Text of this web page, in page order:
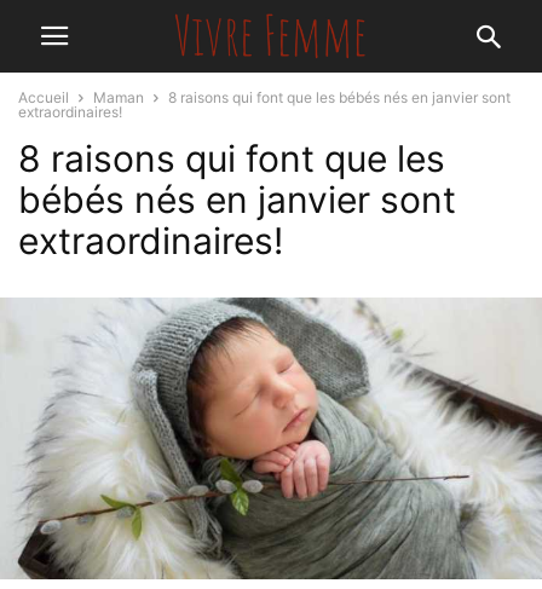
Accueil Maman
8 raisons qui font que les bébés nés en janvier sont
extraordinaires!
8 raisons qui font que les
bébés nés en janvier sont
extraordinaires!